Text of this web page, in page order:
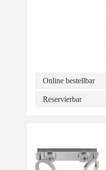
Online bestellbar
Reservierbar